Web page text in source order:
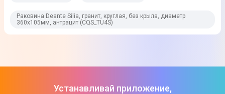
Раковина Deante Silia, гранит, круглая, без крыла, диаметр
360х105мм, антрацит (CQS_TU4S)
Устанавливай приложение,